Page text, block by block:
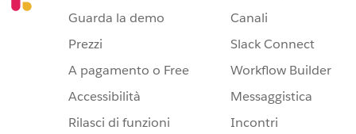
Guarda la demo
Prezzi
A pagamento o Free
Accessibilità
Rilasci di funzioni
Canali
Slack Connect
Workflow Builder
Messaggistica
Incontri